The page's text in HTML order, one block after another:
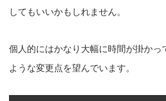
してもいいかもしれません。
個人的にはかなり大幅に時間が掛かっ
ような変更点を望んでいます。